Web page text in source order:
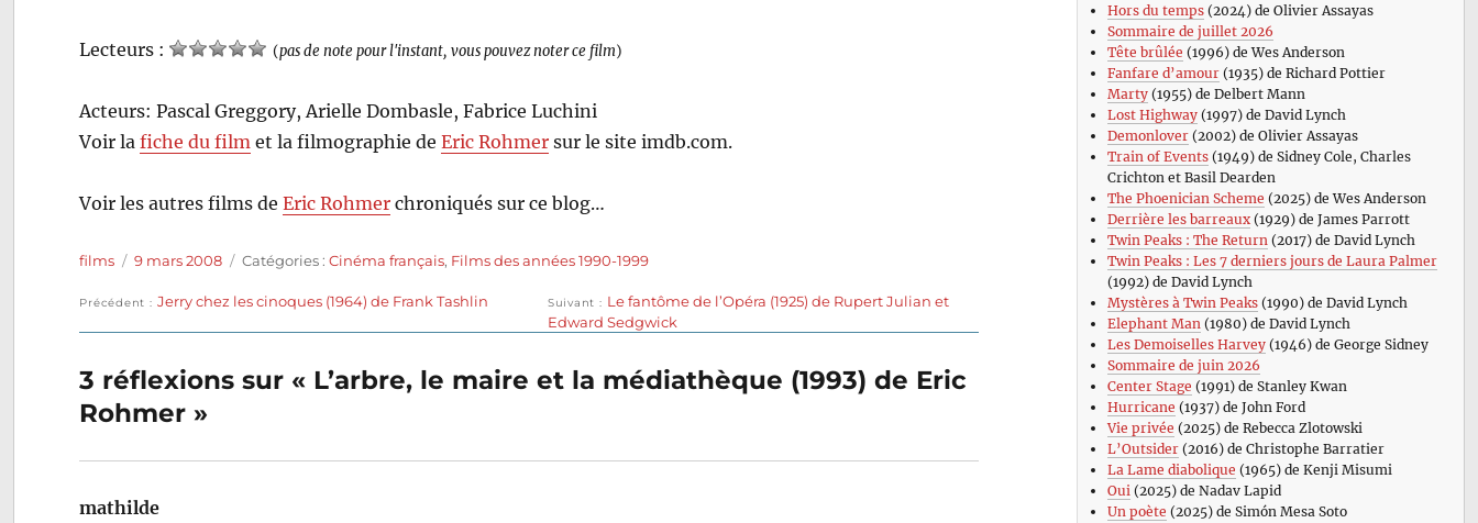
Lecteurs : (pas de note pour l'instant, vous pouvez noter ce film)
Acteurs: Pascal Greggory, Arielle Dombasle, Fabrice Luchini
Voir lafiche du film et la filmographie deEric Rohmer sur le site imdb.com.
Voir les autres films deEric Rohmer chroniqués sur ce blog…
Auteur
films
Publié
9 mars 2008 Catégories
Catégories :Cinéma français, Films des années 1990-1999
Navigation
l’article
Précédent
Publication
Jerry chez les cinoques (1964) de Frank Tashlin Suivant
Publication
suivante :
Le fantôme de l’Opéra (1925) de Rupert Julian et
Edward Sedgwick
3 réflexions sur « L’arbre, le maire et la médiathèque (1993) de Eric
Rohmer »
mathilde
Hors du temps(2024) de Olivier Assayas
Sommaire de juillet 2026
Tête brûlée (1996) de Wes Anderson
Fanfare d’amour(1935) de Richard Pottier
Marty(1955) de Delbert Mann
Lost Highway(1997) de David Lynch
Demonlover(2002) de Olivier Assayas
Train of Events(1949) de Sidney Cole, Charles
Crichton et Basil Dearden
The Phoenician Scheme (2025) de Wes Anderson
Derrière les barreaux(1929) de James Parrott
Twin Peaks : The Return(2017) de David Lynch
Twin Peaks : Les 7 derniers jours de Laura Palmer
(1992) de David Lynch
Mystères à Twin Peaks(1990) de David Lynch
Elephant Man(1980) de David Lynch
Les Demoiselles Harvey(1946) de George Sidney
Sommaire de juin 2026
Center Stage (1991) de Stanley Kwan
Hurricane (1937) de John Ford
Vie privée (2025) de Rebecca Zlotowski
L’Outsider(2016) de Christophe Barratier
La Lame diabolique (1965) de Kenji Misumi
Oui(2025) de Nadav Lapid
Un poète (2025) de Simón Mesa Soto